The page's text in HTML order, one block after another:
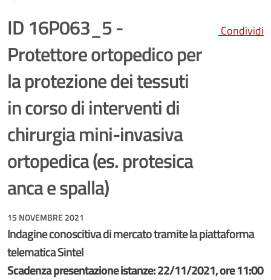
ID 16P063_5 -
Protettore ortopedico per
la protezione dei tessuti
in corso di interventi di
chirurgia mini-invasiva
ortopedica (es. protesica
anca e spalla)
Condividi
15 NOVEMBRE 2021
Indagine conoscitiva di mercato tramite la piattaforma
telematica Sintel
Scadenza presentazione istanze: 22/11/2021, ore 11:00